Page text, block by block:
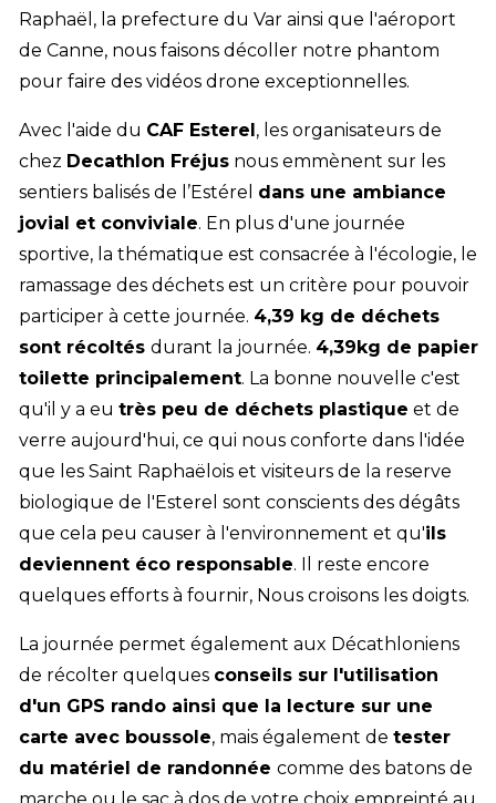
Raphaël, la prefecture du Var ainsi que l'aéroport
de Canne, nous faisons décoller notre phantom
pour faire des vidéos drone exceptionnelles.
Avec l'aide du CAF Esterel, les organisateurs de
chez Decathlon Fréjusnous emmènent sur les
sentiers balisés de l’Estérel dans une ambiance
jovial et conviviale. En plus d'une journée
sportive, la thématique est consacrée à l'écologie, le
ramassage des déchets est un critère pour pouvoir
participer à cette journée. 4,39 kg de déchets
sont récoltés durant la journée. 4,39kg de papier
toilette principalement. La bonne nouvelle c'est
qu'il y a eu très peu de déchets plastique et de
verre aujourd'hui, ce qui nous conforte dans l'idée
que les Saint Raphaëlois et visiteurs de la reserve
biologique de l'Esterel sont conscients des dégâts
que cela peu causer à l'environnement et qu'ils
deviennent éco responsable. Il reste encore
quelques efforts à fournir, Nous croisons les doigts.
La journée permet également aux Décathloniens
de récolter quelques conseils sur l'utilisation
d'un GPS rando ainsi que la lecture sur une
carte avec boussole, mais également de tester
du matériel de randonnée comme des batons de